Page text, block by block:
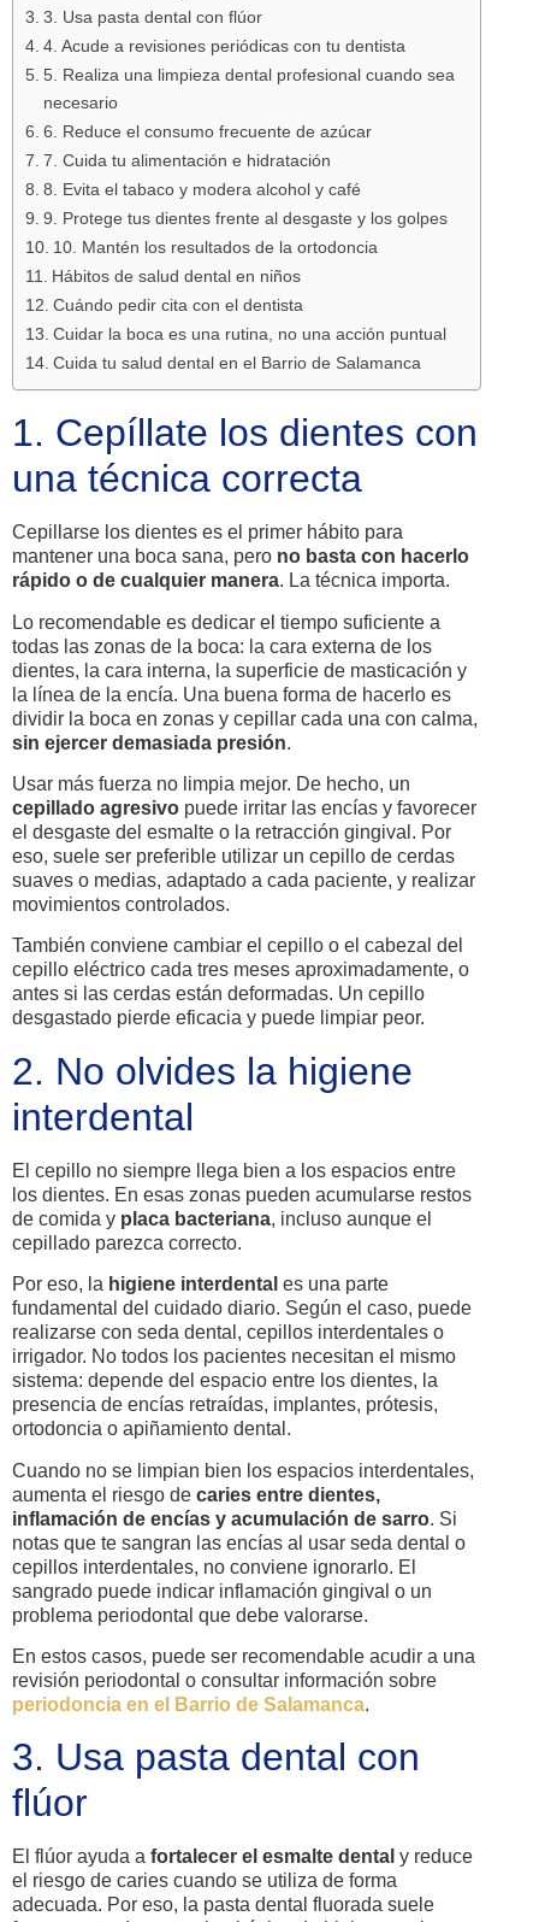
3. Usa pasta dental con flúor
4. Acude a revisiones periódicas con tu dentista
5. Realiza una limpieza dental profesional cuando sea
necesario
6. Reduce el consumo frecuente de azúcar
7. Cuida tu alimentación e hidratación
8. Evita el tabaco y modera alcohol y café
9. Protege tus dientes frente al desgaste y los golpes
10. Mantén los resultados de la ortodoncia
Hábitos de salud dental en niños
Cuándo pedir cita con el dentista
Cuidar la boca es una rutina, no una acción puntual
Cuida tu salud dental en el Barrio de Salamanca
1. Cepíllate los dientes con
una técnica correcta
Cepillarse los dientes es el primer hábito para
mantener una boca sana, pero no basta con hacerlo
rápido o de cualquier manera. La técnica importa.
Lo recomendable es dedicar el tiempo suficiente a
todas las zonas de la boca: la cara externa de los
dientes, la cara interna, la superficie de masticación y
la línea de la encía. Una buena forma de hacerlo es
dividir la boca en zonas y cepillar cada una con calma,
sin ejercer demasiada presión.
Usar más fuerza no limpia mejor. De hecho, un
cepillado agresivo puede irritar las encías y favorecer
el desgaste del esmalte o la retracción gingival. Por
eso, suele ser preferible utilizar un cepillo de cerdas
suaves o medias, adaptado a cada paciente, y realizar
movimientos controlados.
También conviene cambiar el cepillo o el cabezal del
cepillo eléctrico cada tres meses aproximadamente, o
antes si las cerdas están deformadas. Un cepillo
desgastado pierde eficacia y puede limpiar peor.
2. No olvides la higiene
interdental
El cepillo no siempre llega bien a los espacios entre
los dientes. En esas zonas pueden acumularse restos
de comida y placa bacteriana, incluso aunque el
cepillado parezca correcto.
Por eso, la higiene interdental es una parte
fundamental del cuidado diario. Según el caso, puede
realizarse con seda dental, cepillos interdentales o
irrigador. No todos los pacientes necesitan el mismo
sistema: depende del espacio entre los dientes, la
presencia de encías retraídas, implantes, prótesis,
ortodoncia o apiñamiento dental.
Cuando no se limpian bien los espacios interdentales,
aumenta el riesgo de caries entre dientes,
inflamación de encías y acumulación de sarro. Si
notas que te sangran las encías al usar seda dental o
cepillos interdentales, no conviene ignorarlo. El
sangrado puede indicar inflamación gingival o un
problema periodontal que debe valorarse.
En estos casos, puede ser recomendable acudir a una
revisión periodontal o consultar información sobre
periodoncia en el Barrio de Salamanca.
3. Usa pasta dental con
flúor
El flúor ayuda a fortalecer el esmalte dental y reduce
el riesgo de caries cuando se utiliza de forma
adecuada. Por eso, la pasta dental fluorada suele